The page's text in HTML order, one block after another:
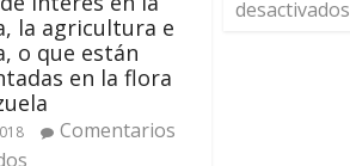
la agricultura e
o que están
en la flora
Comentarios
desactivados